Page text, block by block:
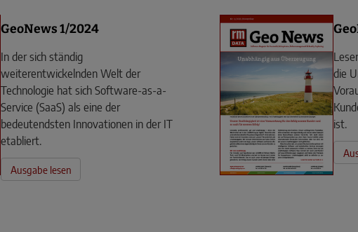
GeoNews 1/2024
In der sich ständig
weiterentwickelnden Welt der
Technologie hat sich Software-as-a-
Service (SaaS) als eine der
bedeutendsten Innovationen in der IT
etabliert.
Ausgabe lesen
die
ist.